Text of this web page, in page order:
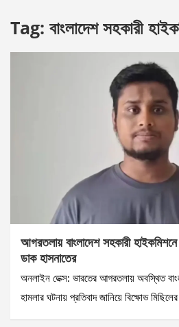
Tag: বাংলাদেশ সহকারী
আগরতলায় বাংলাদেশ সহকারী হাইকমিশনে
ডাক হাসনাতের
অনলাইন ডেক্স: ভারতের আগরতলায় অবস্থিত
হামলার ঘটনায় প্রতিবাদ জানিয়ে বিক্ষোভ